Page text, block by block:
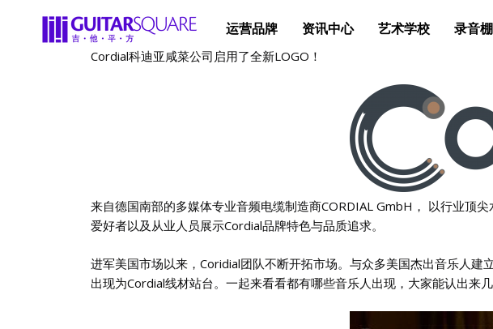
运营品牌 资讯中心 艺术学校 录音棚
​​Cordial科迪亚咸菜公司启用了全新LOGO！
来自德国南部的多媒体专业音频电缆制造商CORDIAL GmbH， 以行业顶
爱好者以及从业人员展示Cordial品牌特色与品质追求。
进军美国市场以来，Coridial团队不断开拓市场。与众多美国杰出音乐人
出现为Cordial线材站台。一起来看看都有哪些音乐人出现，大家能认出来